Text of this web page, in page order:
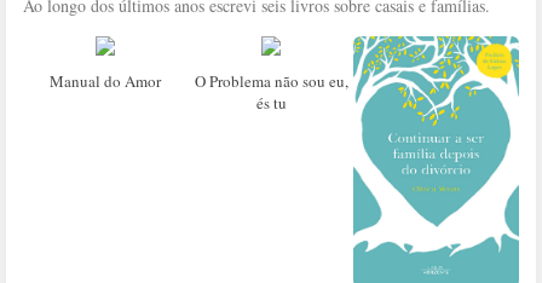
Ao longo dos últimos anos escrevi seis livros sobre casais e famílias.
Manual do Amor
O Problema não sou eu,
és tu